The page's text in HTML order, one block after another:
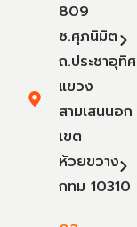
809
ซ.ศุภนิมิต
ถ.ประชาอุทิศ
แขวง
สามเสนนอก
เขต
ห้วยขวาง
กทม 10310